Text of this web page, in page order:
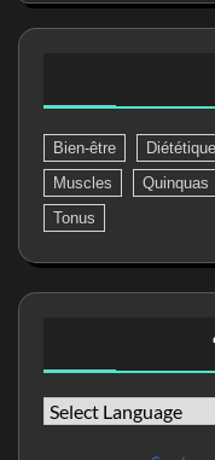
Bien-être Diététique
Muscles
Quinquas
Tonus